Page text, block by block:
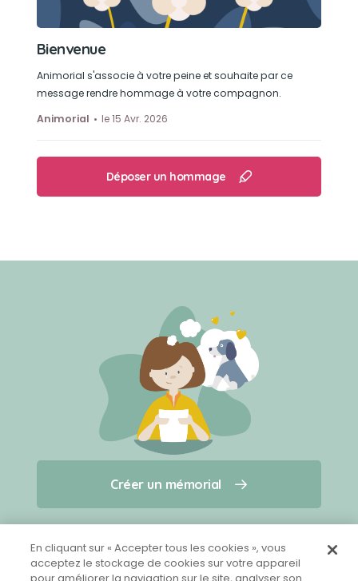
Créer un mémorial
Qui sommes-nous ?
Nous contacter
Bienvenue
Animorial s'associe à votre peine et souhaite par ce
message rendre hommage à votre compagnon.
Animorial
le 15 Avr. 2026
Déposer un hommage
Créer un mémorial
En cliquant sur « Accepter tous les cookies », vous
acceptez le stockage de cookies sur votre appareil